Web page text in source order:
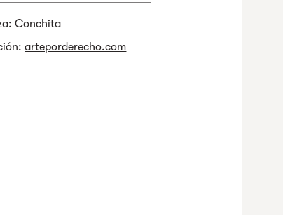
Conchita
arteporderecho.com